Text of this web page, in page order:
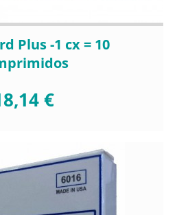
Plus -1 cx = 10
€